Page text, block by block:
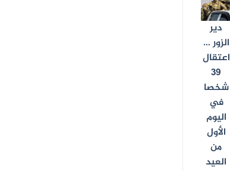
دير
الزور …
اعتقال
39
شخصا
في
اليوم
الأول
من
العيد